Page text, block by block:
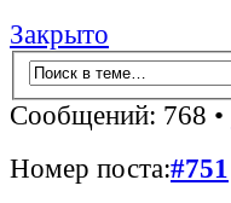
Закрыто
Сообщений: 768 •
Номер поста:#751